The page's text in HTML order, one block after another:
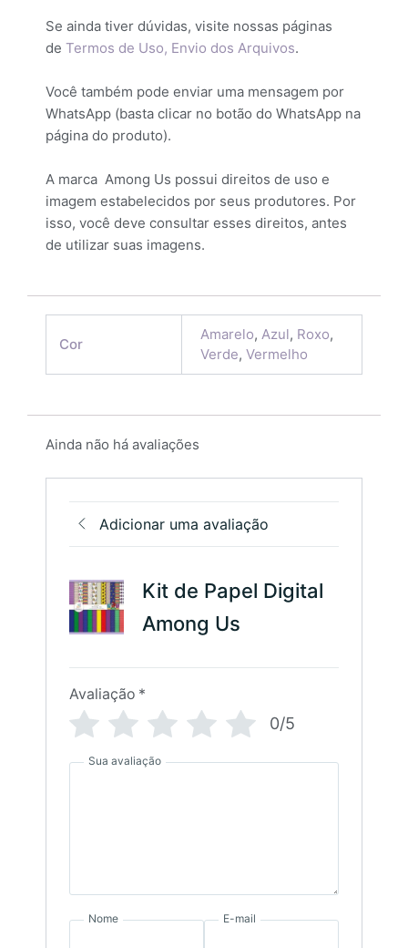
Se ainda tiver dúvidas, visite nossas páginas
de Termos de Uso, Envio dos Arquivos.
Você também pode enviar uma mensagem por
WhatsApp (basta clicar no botão do WhatsApp na
página do produto).
A marca Among Us possui direitos de uso e
imagem estabelecidos por seus produtores. Por
isso, você deve consultar esses direitos, antes
de utilizar suas imagens.
Cor
Amarelo,Azul, Roxo,
Verde,Vermelho
Ainda não há avaliações
Adicionar uma avaliação
Kit de Papel Digital
Among Us
Avaliação *
0/5
Sua avaliação
Nome E-mail